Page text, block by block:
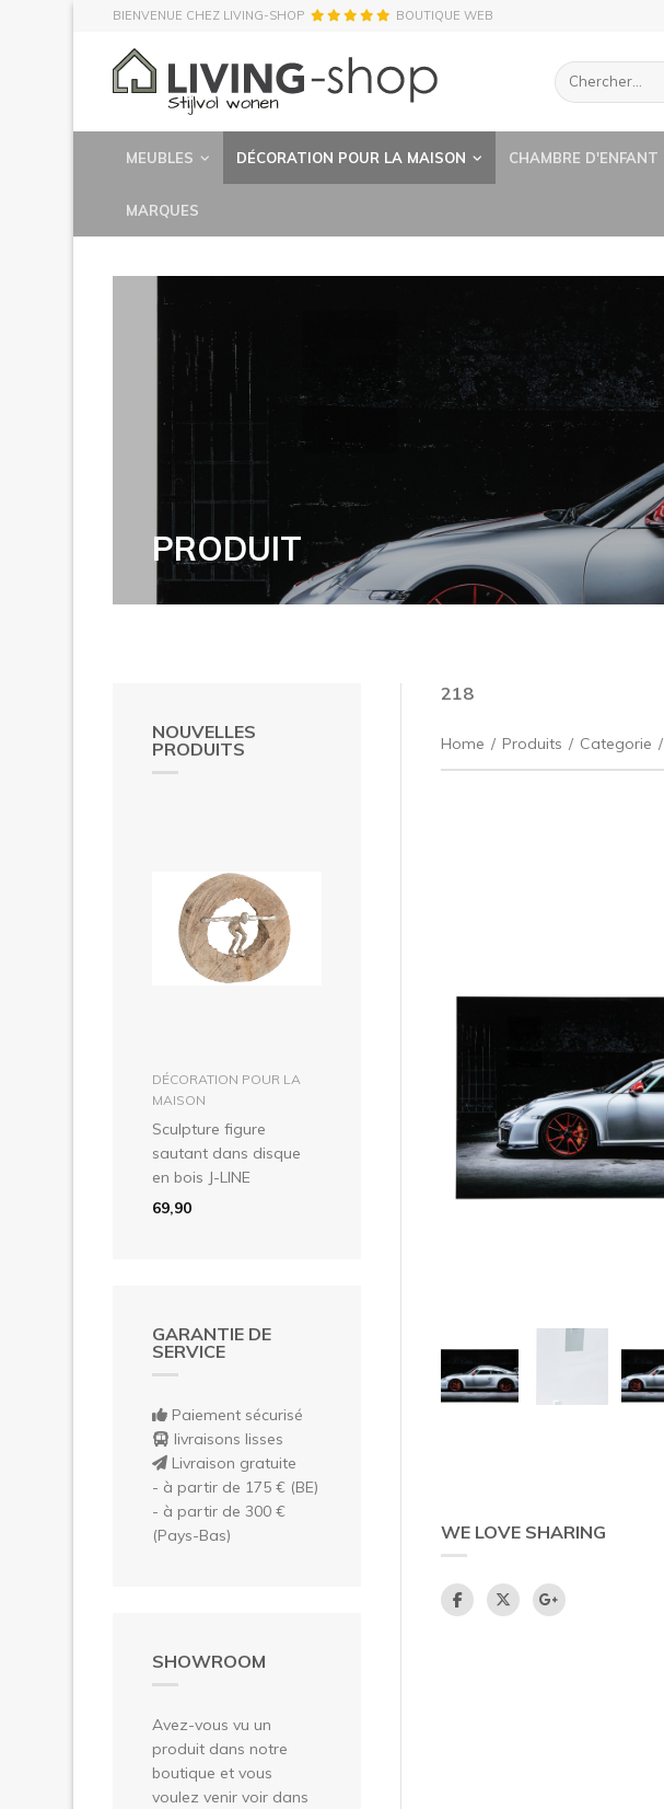
BIENVENUE CHEZ LIVING-SHOP BOUTIQUE WEB
MEUBLES DÉCORATION POUR LA MAISON CHAMBRE D'ENFANT
MARQUES
PRODUIT
NOUVELLES
PRODUITS
dans le panier
DÉCORATION POUR LA
MAISON
Sculpture figure
sautant dans disque
en bois J-LINE
69,90
GARANTIE DE
SERVICE
Paiement sécurisé
livraisons lisses
Livraison gratuite
- à partir de 175 € (BE)
- à partir de 300 €
(Pays-Bas)
SHOWROOM
Avez-vous vu un
produit dans notre
boutique et vous
voulez venir voir dans
218
Home / Produits / Categorie /
Précédent
WE LOVE SHARING